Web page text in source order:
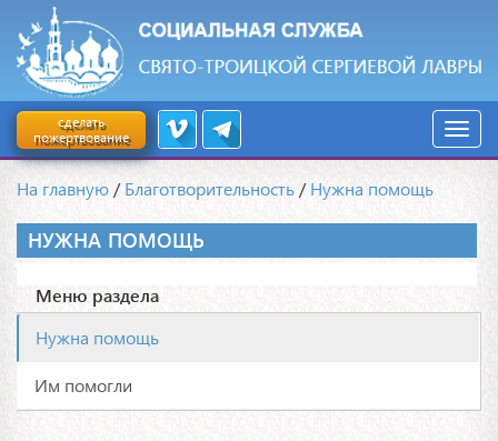
сделать
пожертвование
На главную /Благотворительность /Нужна помощь
НУЖНА ПОМОЩЬ
Меню раздела
Нужна помощь
Им помогли